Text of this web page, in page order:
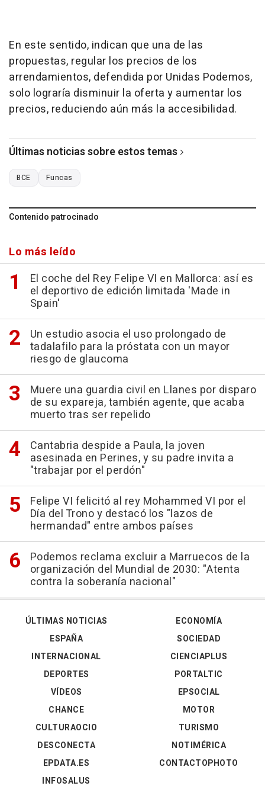
En este sentido, indican que una de las
propuestas, regular los precios de los
arrendamientos, defendida por Unidas Podemos,
solo lograría disminuir la oferta y aumentar los
precios, reduciendo aún más la accesibilidad.
Últimas noticias sobre estos temas
BCE Funcas
Contenido patrocinado
Lo más leído
El coche del Rey Felipe VI en Mallorca: así es
el deportivo de edición limitada 'Made in
Spain'
Un estudio asocia el uso prolongado de
tadalafilo para la próstata con un mayor
riesgo de glaucoma
Muere una guardia civil en Llanes por disparo
de su expareja, también agente, que acaba
muerto tras ser repelido
Cantabria despide a Paula, la joven
asesinada en Perines, y su padre invita a
"trabajar por el perdón"
Felipe VI felicitó al rey Mohammed VI por el
Día del Trono y destacó los "lazos de
hermandad" entre ambos países
Podemos reclama excluir a Marruecos de la
organización del Mundial de 2030: "Atenta
contra la soberanía nacional"
ÚLTIMAS NOTICIAS
ESPAÑA
INTERNACIONAL
DEPORTES
VÍDEOS
ECONOMÍA
SOCIEDAD
CIENCIAPLUS
PORTALTIC
EPSOCIAL
CHANCE
CULTURAOCIO
DESCONECTA
EPDATA.ES
INFOSALUS
MOTOR
TURISMO
NOTIMÉRICA
CONTACTOPHOTO